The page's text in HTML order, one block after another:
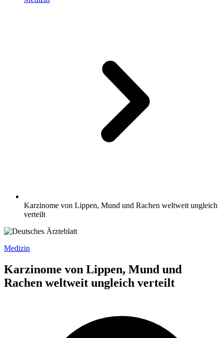
Karzinome von Lippen, Mund und Rachen weltweit ungleich
verteilt
Medizin
Karzinome von Lippen, Mund und
Rachen weltweit ungleich verteilt